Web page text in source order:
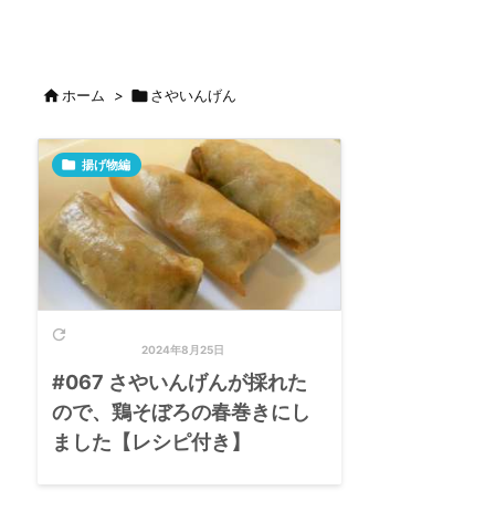
ホーム > さやいんげん

2024年8月25日
 揚げ物編
#067 さやいんげんが採れた
ので、鶏そぼろの春巻きにし
ました【レシピ付き】